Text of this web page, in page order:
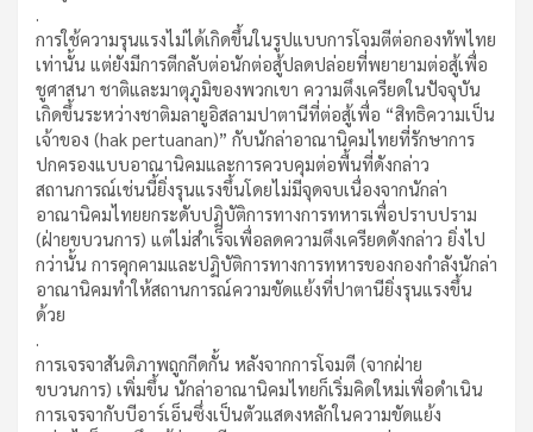
.
การใช้ความรุนแรงไม่ได้เกิดขึ้นในรูปแบบการโจมตีต่อกองทัพไทย
เท่านั้น แต่ยังมีการตีกลับต่อนักต่อสู้ปลดปล่อยที่พยายามต่อสู้เพื่อ
ชูศาสนา ชาติและมาตุภูมิของพวกเขา ความตึงเครียดในปัจจุบัน
เกิดขึ้นระหว่างชาติมลายูอิสลามปาตานีที่ต่อสู้เพื่อ “สิทธิความเป็น
เจ้าของ (hak pertuanan)” กับนักล่าอาณานิคมไทยที่รักษาการ
ปกครองแบบอาณานิคมและการควบคุมต่อพื้นที่ดังกล่าว
สถานการณ์เช่นนี้ยิ่งรุนแรงขึ้นโดยไม่มีจุดจบเนื่องจากนักล่า
อาณานิคมไทยยกระดับปฏิบัติการทางการทหารเพื่อปราบปราม
(ฝ่ายขบวนการ) แต่ไม่สำเร็จเพื่อลดความตึงเครียดดังกล่าว ยิ่งไป
กว่านั้น การคุกคามและปฏิบัติการทางการทหารของกองกำลังนักล่า
อาณานิคมทำให้สถานการณ์ความขัดแย้งที่ปาตานียิ่งรุนแรงขึ้น
ด้วย
.
การเจรจาสันติภาพถูกกีดกั้น หลังจากการโจมตี (จากฝ่าย
ขบวนการ) เพิ่มขึ้น นักล่าอาณานิคมไทยก็เริ่มคิดใหม่เพื่อดำเนิน
การเจรจากับบีอาร์เอ็นซึ่งเป็นตัวแสดงหลักในความขัดแย้ง